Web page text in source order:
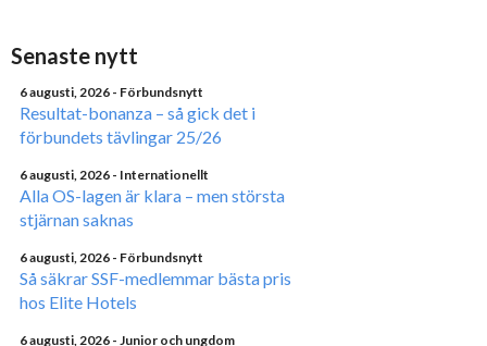
Senaste nytt
6 augusti, 2026 - Förbundsnytt
Resultat-bonanza – så gick det i
förbundets tävlingar 25/26
6 augusti, 2026 - Internationellt
Alla OS-lagen är klara – men största
stjärnan saknas
6 augusti, 2026 - Förbundsnytt
Så säkrar SSF-medlemmar bästa pris
hos Elite Hotels
6 augusti, 2026 - Junior och ungdom